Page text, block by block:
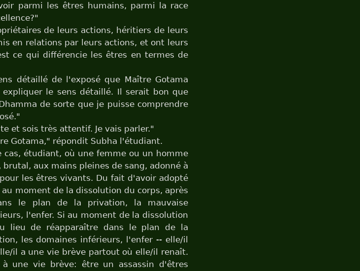
parmi les êtres humains, parmi la race
de leurs actions, héritiers de leurs
en relations par leurs actions, et ont leurs
ce qui différencie les êtres en termes de
détaillé de l'exposé que Maître Gotama
le sens détaillé. Il serait bon que
de sorte que je puisse comprendre
et sois très attentif. Je vais parler."
Gotama," répondit Subha l'étudiant.
étudiant, où une femme ou un homme
aux mains pleines de sang, adonné à
les êtres vivants. Du fait d'avoir adopté
moment de la dissolution du corps, après
le plan de la privation, la mauvaise
l'enfer. Si au moment de la dissolution
lieu de réapparaître dans le plan de la
les domaines inférieurs, l'enfer -- elle/il
il a une vie brève partout où elle/il renaît.
une vie brève: être un assassin d'êtres